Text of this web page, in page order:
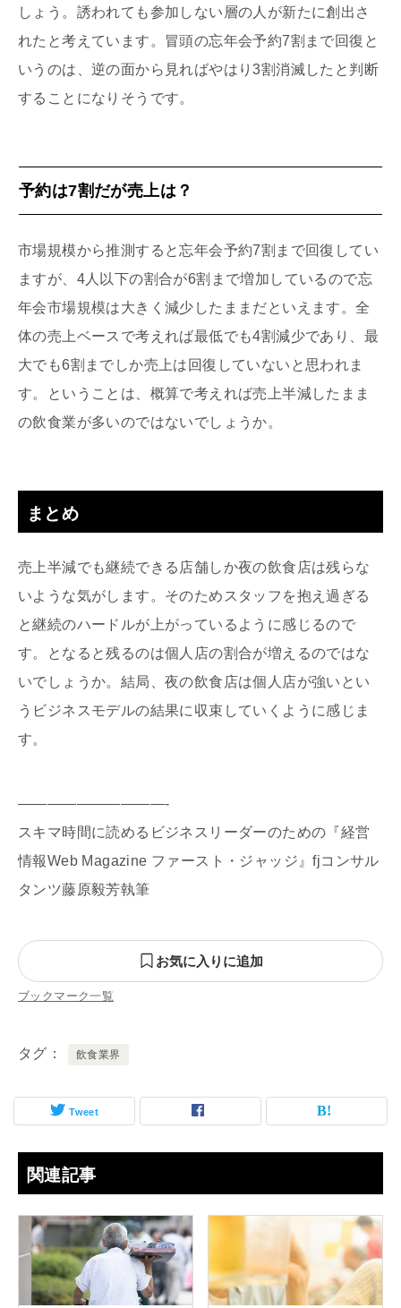
しょう。誘われても参加しない層の人が新たに創出さ
れたと考えています。冒頭の忘年会予約7割まで回復と
いうのは、逆の面から見ればやはり3割消滅したと判断
することになりそうです。
予約は7割だが売上は？
市場規模から推測すると忘年会予約7割まで回復してい
ますが、4人以下の割合が6割まで増加しているので忘
年会市場規模は大きく減少したままだといえます。全
体の売上ベースで考えれば最低でも4割減少であり、最
大でも6割までしか売上は回復していないと思われま
す。ということは、概算で考えれば売上半減したまま
の飲食業が多いのではないでしょうか。
まとめ
売上半減でも継続できる店舗しか夜の飲食店は残らな
いような気がします。そのためスタッフを抱え過ぎる
と継続のハードルが上がっているように感じるので
す。となると残るのは個人店の割合が増えるのではな
いでしょうか。結局、夜の飲食店は個人店が強いとい
うビジネスモデルの結果に収束していくように感じま
す。
——————————-
スキマ時間に読めるビジネスリーダーのための『経営
情報Web Magazine ファースト・ジャッジ』fjコンサル
タンツ藤原毅芳執筆
お気に入りに追加
ブックマーク一覧
タグ 飲食業界
Tweet
関連記事